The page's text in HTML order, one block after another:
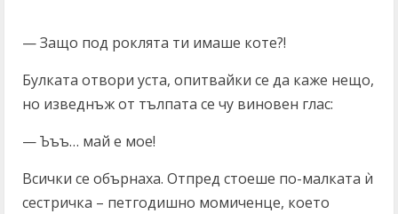
— Защо под роклята ти имаше коте?!
Булката отвори уста, опитвайки се да каже нещо,
но изведнъж от тълпата се чу виновен глас:
— Ъъъ… май е мое!
Всички се обърнаха. Отпред стоеше по-малката ѝ
сестричка – петгодишно момиченце, което